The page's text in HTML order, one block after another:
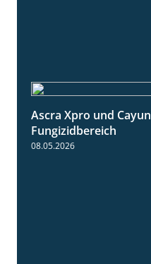
Ascra Xpro und
Fungizidbereich
08.05.2026